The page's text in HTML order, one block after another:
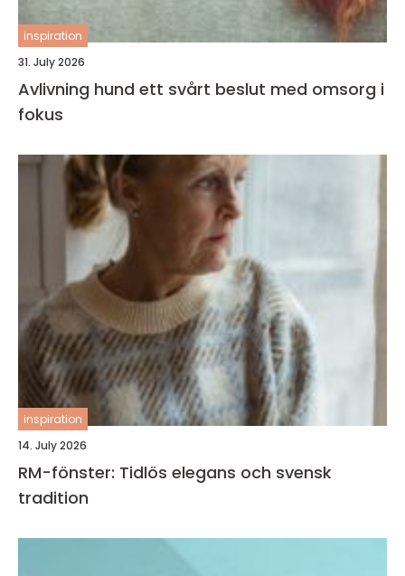
inspiration
31. July 2026
Avlivning hund ett svårt beslut med omsorg i
fokus
inspiration
14. July 2026
RM-fönster: Tidlös elegans och svensk
tradition